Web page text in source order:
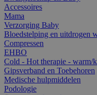
Accessoires
Mama
Verzorging Baby
Bloedstelping en uitdrogen
Compressen
EHBO
Cold - Hot therapie - warm/
Gipsverband en Toebehoren
Medische hulpmiddelen
Podologie